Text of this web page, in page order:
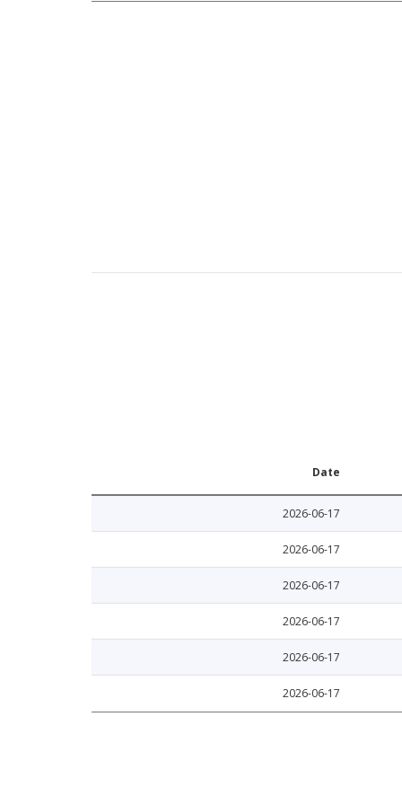
Date
2026-06-17
2026-06-17
2026-06-17
2026-06-17
2026-06-17
2026-06-17